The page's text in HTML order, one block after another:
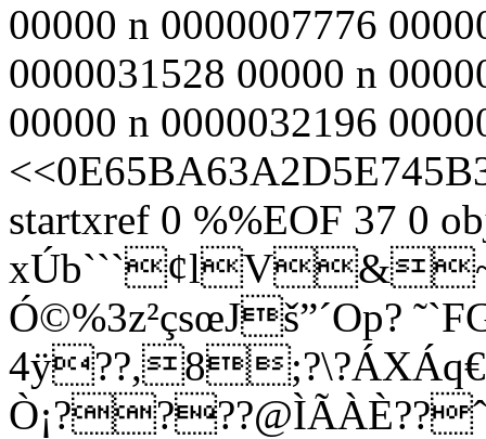
00000 n 0000007776
0000031528 00000 n
00000 n 0000032196
startxref 0 %%EOF 37 0
Ó©%3z²çsœJš”´Op?
Ò¡????@ÌÃÀÈ??ˆ